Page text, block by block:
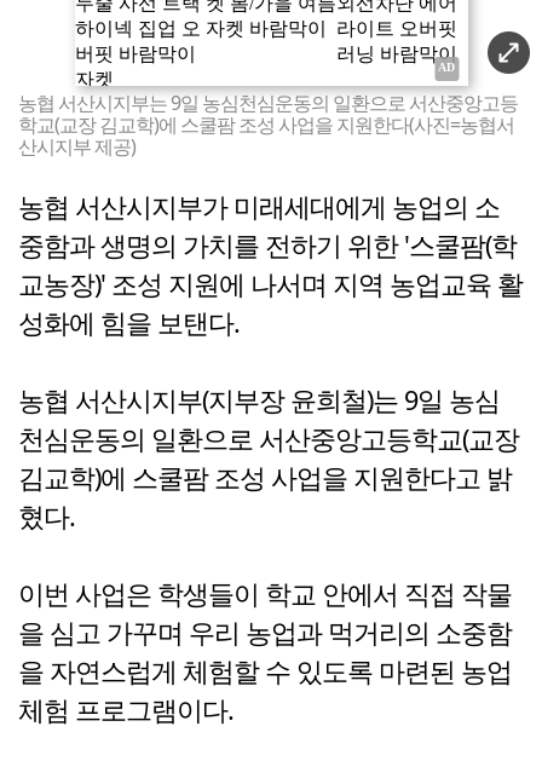
농협 서산시지부는 9일 농심천심운동의 일환으로 서산중앙고등
학교(교장 김교학)에 스쿨팜 조성 사업을 지원한다(사진=농협서
산시지부 제공)
농협 서산시지부가 미래세대에게 농업의 소
중함과 생명의 가치를 전하기 위한 '스쿨팜(학
교농장)' 조성 지원에 나서며 지역 농업교육 활
성화에 힘을 보탠다.
농협 서산시지부(지부장 윤희철)는 9일 농심
천심운동의 일환으로 서산중앙고등학교(교장
김교학)에 스쿨팜 조성 사업을 지원한다고 밝
혔다.
이번 사업은 학생들이 학교 안에서 직접 작물
을 심고 가꾸며 우리 농업과 먹거리의 소중함
을 자연스럽게 체험할 수 있도록 마련된 농업
체험 프로그램이다.